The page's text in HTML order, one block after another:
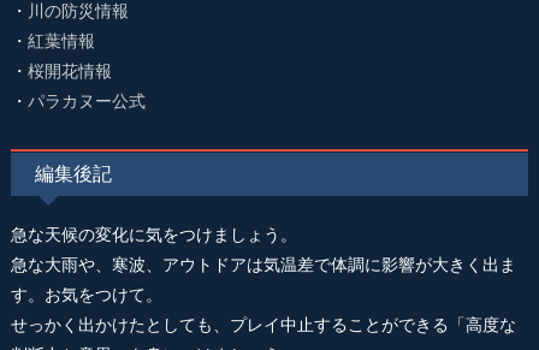
・ 川の防災情報
・紅葉情報
・桜開花情報
・パラカヌー公式
編集後記
急な天候の変化に気をつけましょう。
急な大雨や、寒波、アウトドアは気温差で体調に影響が大きく出ま
す。お気をつけて。
せっかく出かけたとしても、プレイ中止することができる「高度な